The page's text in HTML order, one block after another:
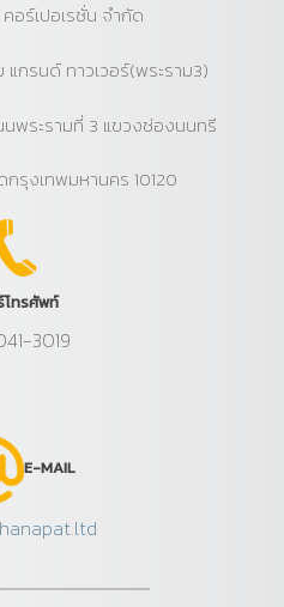
อร์เปอเรชั่น จำกัด
แกรนด์ ทาวเวอร์(พระราม3)
นพระรามที่ 3 แขวงช่องนนทรี
รุงเทพมหานคร 10120
โทรศัพท์
3019
E-MAIL